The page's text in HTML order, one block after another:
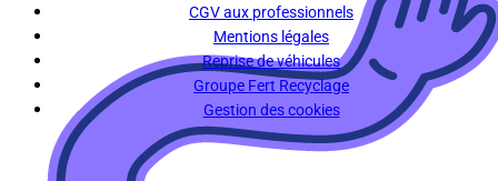
CGV aux professionnels
Mentions légales
Reprise de véhicules
Groupe Fert Recyclage
Gestion des cookies